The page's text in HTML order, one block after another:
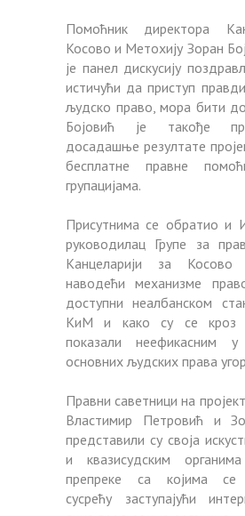
Помоћник директора
Косово и Метохију Зоран
је панел дискусију
истичући да приступ
људско право, мора бити
Бојовић је такође
досадашње резултате
бесплатне правне
групацијама.
Присутнима се обратио и
руководилац Групе за
Канцеларији за Косово
наводећи механизме
доступни неалбанском
КиМ и како су се кроз
показали неефикасним у
основних људских права
Правни саветници на
Властимир Петровић и
представили су своја
и квазисудским
препреке са којима се
сусрећу заступајући